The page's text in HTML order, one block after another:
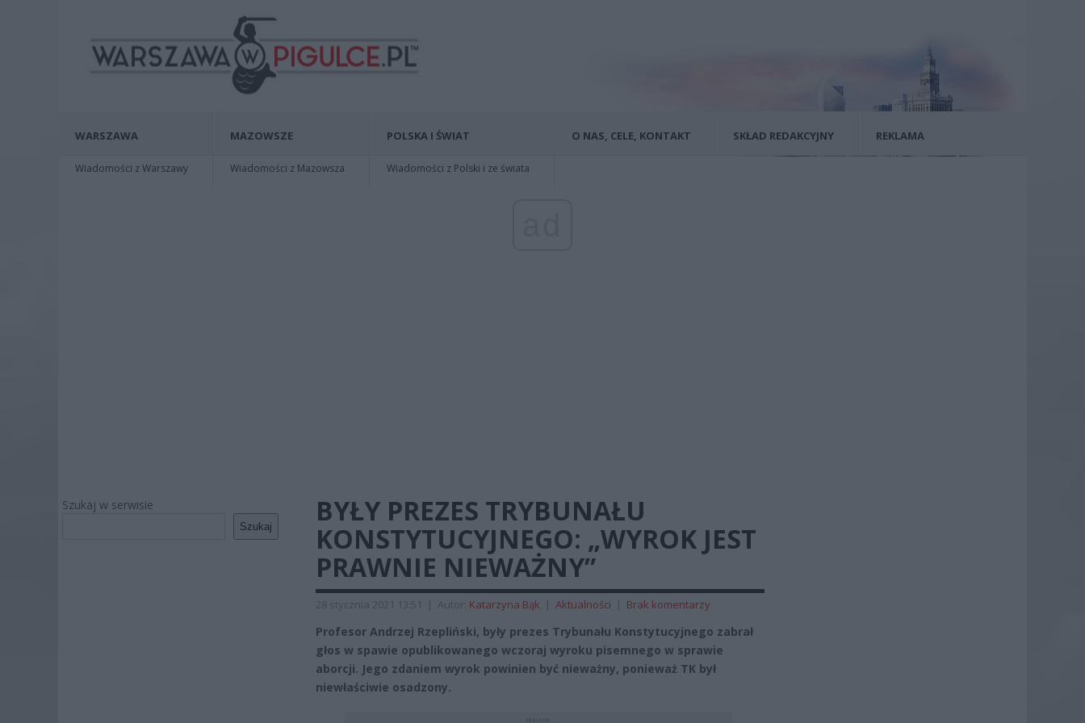
WARSZAWA
Wiadomości z Warszawy
MAZOWSZE
Wiadomości z Mazowsza
POLSKA I ŚWIAT
Wiadomości z Polski i ze świata
O NAS, CELE, KONTAKT SKŁAD REDAKCYJNY REKLAMA
Szukaj w serwisie
Szukaj
BYŁY PREZES TRYBUNAŁU
KONSTYTUCYJNEGO: „WYROK JEST
PRAWNIE NIEWAŻNY”
28 stycznia 2021 13:51 | Autor: Katarzyna Bąk | Aktualności | Brak komentarzy
Profesor Andrzej Rzepliński, były prezes Trybunału Konstytucyjnego zabrał
głos w spawie opublikowanego wczoraj wyroku pisemnego w sprawie
aborcji. Jego zdaniem wyrok powinien być nieważny, ponieważ TK był
niewłaściwie osadzony.